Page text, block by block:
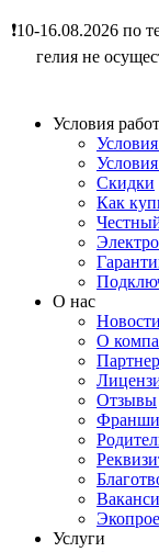
❗️10-16.08.2026 по
гелия не
Условия
Скидки
Как
О нас
Новости
О
Отзывы
Услуги